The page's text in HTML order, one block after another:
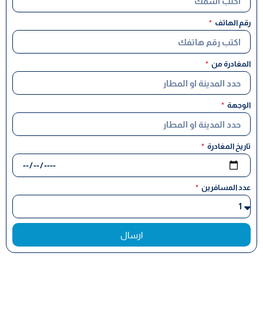
رقم الهاتف
المغادرة من
الوجهة
تاريخ المغادرة
عدد المسافرين
ارسال